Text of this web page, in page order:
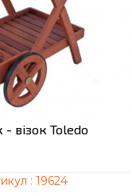
- візок Toledo
: 19624